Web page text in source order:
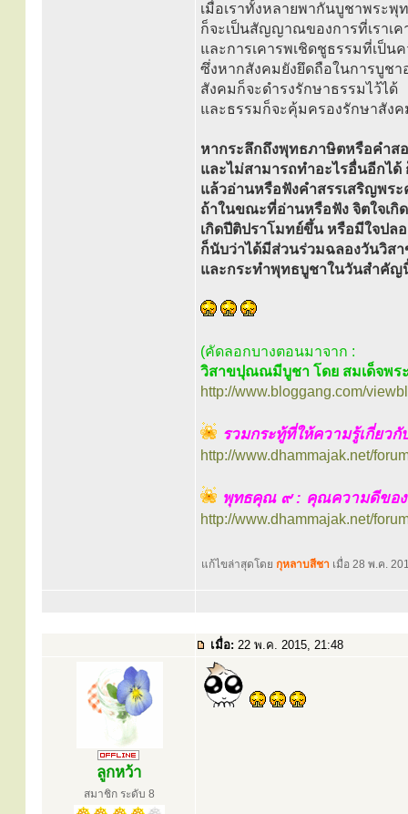
เมื่อเราทั้งหลายพากันบูชาพระพุ
ก็จะเป็นสัญญาณของการที่เราเ
และการเคารพเชิดชูธรรมที่เป็น
ซึ่งหากสังคมยังยึดถือในการบูชา
สังคมก็จะดำรงรักษาธรรมไว้ได้
และธรรมก็จะคุ้มครองรักษาสัง
หากระลึกถึงพุทธภาษิตหรือคำสอ
และไม่สามารถทำอะไรอื่นอีกได้
แล้วอ่านหรือฟังคำสรรเสริญพร
ถ้าในขณะที่อ่านหรือฟัง จิตใจเกิ
เกิดปีติปราโมทย์ขึ้น หรือมีใจปลอ
ก็นับว่าได้มีส่วนร่วมฉลองวันวิส
และกระทำพุทธบูชาในวันสำคัญ
(คัดลอกบางตอนมาจาก :
วิสาขปุณณมีบูชา โดย สมเด็จพร
http://www.bloggang.com/
รวมกระทู้ที่ให้ความรู้เกี่ยว
http://www.dhammajak.net/
พุทธคุณ ๙ : คุณความดีของ
http://www.dhammajak.net/
แก้ไขล่าสุดโดย กุหลาบสีชา เมื่อ 28 พ.ค.
เมื่อ: 22 พ.ค. 2015, 21:48
ลูกหว้า
สมาชิก ระดับ 8